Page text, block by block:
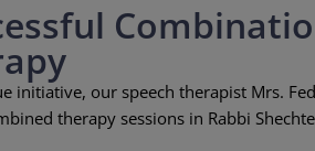
initiative, our speech therapist Mrs.
therapy sessions in Rabbi